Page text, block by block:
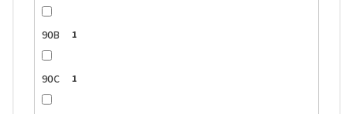
90B 1
90C 1